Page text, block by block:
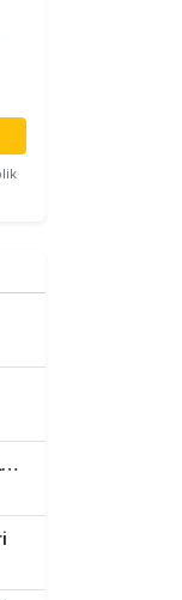
SANCAR DENİZCİLİK VE DIŞ TİCARET LTD. ŞTİ.